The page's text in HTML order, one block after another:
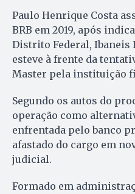
Paulo Henrique Costa
BRB em 2019, após
Distrito Federal, Ibaneis
esteve à frente da
Master pela instituição
Segundo os autos do
operação como
enfrentada pelo banco
afastado do cargo em
judicial.
Formado em